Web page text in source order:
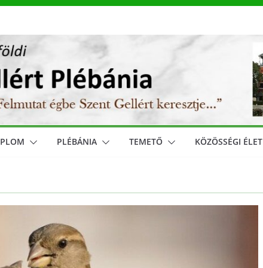
PLÉBÁNIA TEMETŐ KÖZÖSSÉGI ÉLET